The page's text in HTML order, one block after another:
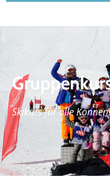
Skikurs für alle